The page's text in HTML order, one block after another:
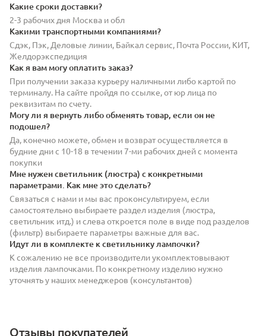
Какие сроки доставки?
2-3 рабочих дня Москва и обл
Какими транспортными компаниями?
Сдэк, Пэк, Деловые линии, Байкал сервис, Почта России, КИТ,
Желдорэкспедиция
Как я вам могу оплатить заказ?
При получении заказа курьеру наличными либо картой по
терминалу. На сайте пройдя по ссылке, от юр лица по
реквизитам по счету.
Могу ли я вернуть либо обменять товар, если он не
подошел?
Да, конечно можете, обмен и возврат осуществляется в
будние дни с 10-18 в течении 7-ми рабочих дней с момента
покупки
Мне нужен светильник (люстра) с конкретными
параметрами. Как мне это сделать?
Связаться с нами и мы вас проконсультируем, если
самостоятельно выбираете раздел изделия (люстра,
светильник итд.) и слева откроется поле в виде под разделов
(фильтр) выбираете параметры важные для вас.
Идут ли в комплекте к светильнику лампочки?
К сожалению не все производители укомплектовывают
изделия лампочками. По конкретному изделию нужно
уточнять у наших менеджеров (консультантов)
Отзывы покупателей